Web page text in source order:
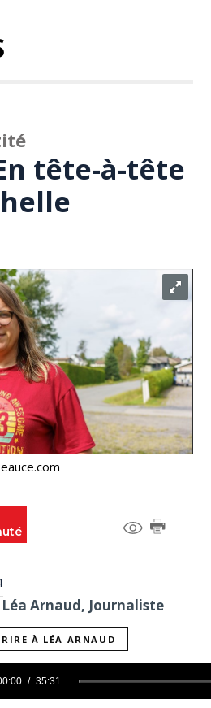
tête-à-tête
Léa Arnaud, Journaliste
À LÉA ARNAUD
35:31